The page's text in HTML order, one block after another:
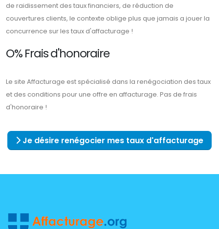
de raidissement des taux financiers, de réduction de
couvertures clients, le contexte oblige plus que jamais a jouer la
concurrence sur les taux d'affacturage !
O% Frais d'honoraire
Le site Affacturage est spécialisé dans la renégociation des taux
et des conditions pour une offre en affacturage. Pas de frais
d'honoraire !
Je désire renégocier mes taux d'affacturage